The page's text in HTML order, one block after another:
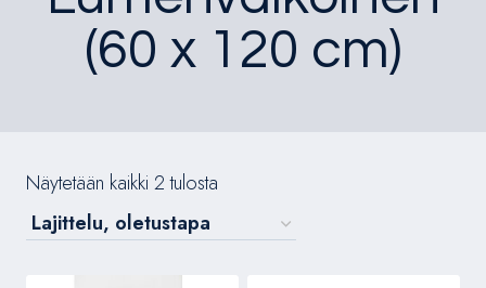
(60 x 120 cm)
Näytetään kaikki 2 tulosta